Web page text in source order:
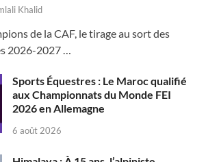
Khalid
de la CAF, le tirage au sort des
2026-2027 …
Sports Équestres : Le Maroc qualifié
aux Championnats du Monde FEI
2026 en Allemagne
6 août 2026